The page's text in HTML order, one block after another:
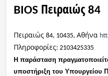
BIOS Πειραιώς 84
Πειραιώς 84, 10435, Αθήνα
Πληροφορίες: 2103425335
Η παράσταση πραγμ
υποστήριξη του Υπουργείου